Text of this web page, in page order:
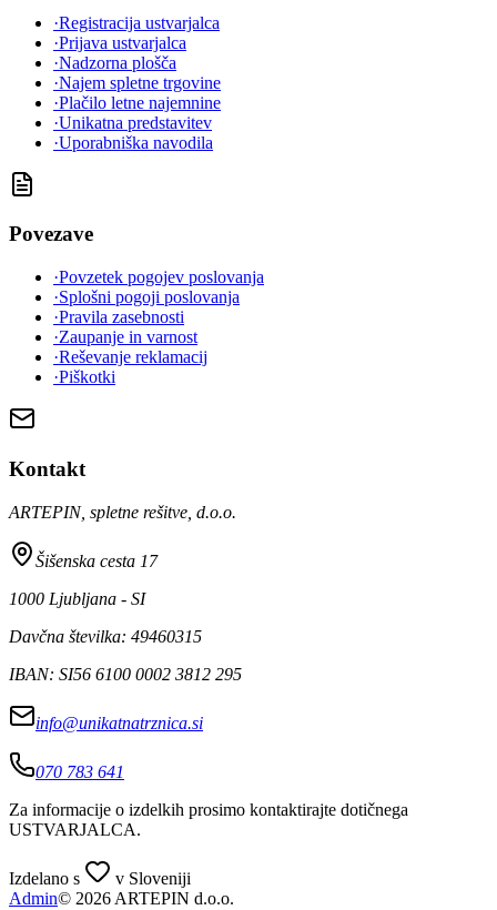
·Registracija ustvarjalca
·Prijava ustvarjalca
·Nadzorna plošča
·Najem spletne trgovine
·Plačilo letne najemnine
·Unikatna predstavitev
·Uporabniška navodila
Povezave
·Povzetek pogojev poslovanja
·Splošni pogoji poslovanja
·Pravila zasebnosti
·Zaupanje in varnost
·Reševanje reklamacij
·Piškotki
Kontakt
ARTEPIN, spletne rešitve, d.o.o.
Šišenska cesta 17
1000 Ljubljana - SI
Davčna številka: 49460315
IBAN: SI56 6100 0002 3812 295
info@unikatnatrznica.si
070 783 641
Za informacije o izdelkih prosimo kontaktirajte dotičnega
USTVARJALCA.
Izdelano s
v Sloveniji
Admin© 2026 ARTEPIN d.o.o.